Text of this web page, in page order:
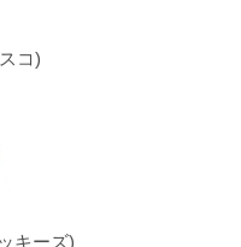
コ)
キーズ)